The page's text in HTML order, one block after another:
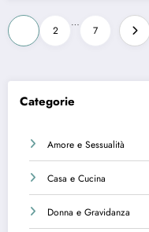
Paginazione
degli
articoli
2
…
7
Categorie
Amore e Sessualità
Casa e Cucina
Donna e Gravidanza